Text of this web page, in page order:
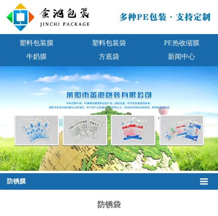
塑料包装膜 塑料包装袋
PE热收缩膜
牛奶膜
方底袋 新闻中心
防锈膜
防锈袋